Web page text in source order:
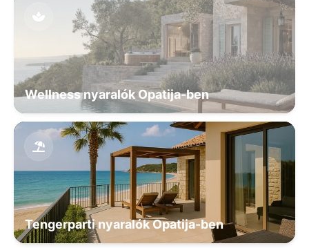
Wellness nyaralók Opatija-ben
Tengerparti nyaralók Opatija-ben